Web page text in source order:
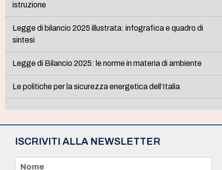
istruzione
Legge di bilancio 2025 illustrata: infografica e quadro di
sintesi
Legge di Bilancio 2025: le norme in materia di ambiente
Le politiche per la sicurezza energetica dell’Italia
ISCRIVITI ALLA NEWSLETTER